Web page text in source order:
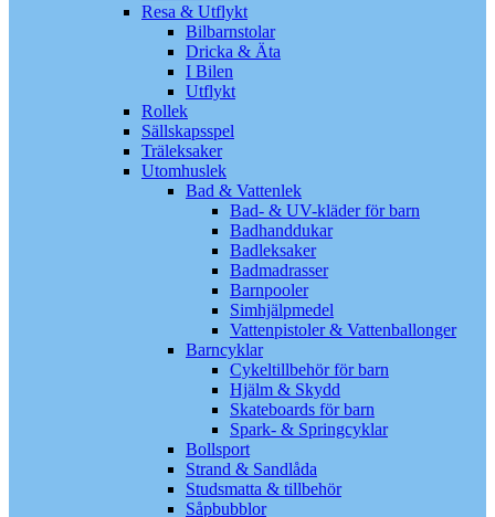
Resa & Utflykt
Bilbarnstolar
Dricka & Äta
I Bilen
Utflykt
Rollek
Sällskapsspel
Träleksaker
Utomhuslek
Bad & Vattenlek
Bad- & UV-kläder för barn
Badhanddukar
Badleksaker
Badmadrasser
Barnpooler
Simhjälpmedel
Vattenpistoler & Vattenballonger
Barncyklar
Cykeltillbehör för barn
Hjälm & Skydd
Skateboards för barn
Spark- & Springcyklar
Bollsport
Strand & Sandlåda
Studsmatta & tillbehör
Såpbubblor